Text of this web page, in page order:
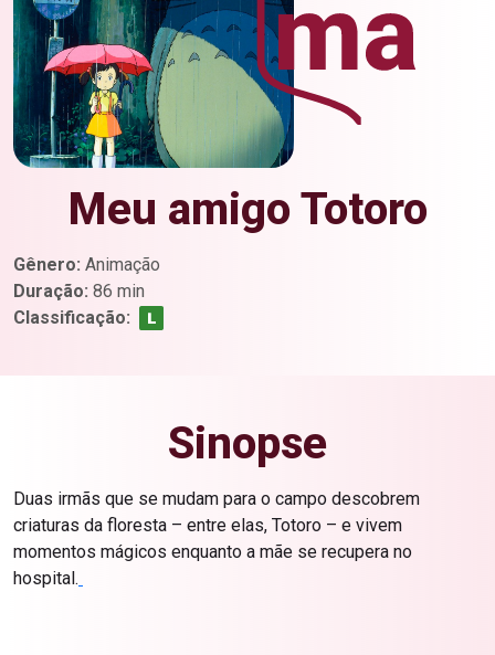
Meu amigo Totoro
Gênero: Animação
Duração: 86 min
Classificação:
Sinopse
Duas irmãs que se mudam para o campo descobrem
criaturas da floresta – entre elas, Totoro – e vivem
momentos mágicos enquanto a mãe se recupera no
hospital.